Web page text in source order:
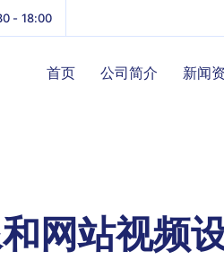
- 18:00
首页 公司简介 新闻
网站视频